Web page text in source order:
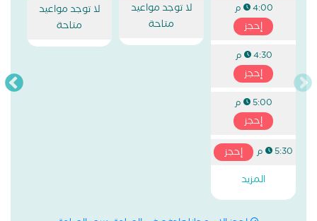
4:00 م
إحجز
4:30 م
إحجز
5:00 م
إحجز
5:30 م
إحجز
المزيد
لا توجد مواعيد
متاحة
لا توجد مواعيد
متاحة